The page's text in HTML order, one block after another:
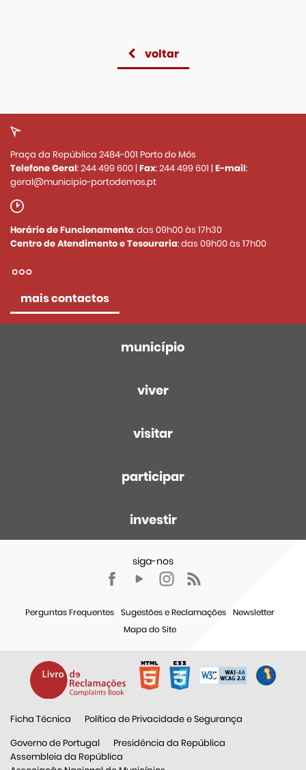
voltar
Praça da República 2484-001 Porto de Mós
Telefone Geral:244 499 600| Fax:244 499 601 | E-mail:
geral@municipio-portodemos.pt
Horário de Funcionamento: das 09h00 às 17h30
Centro de Atendimento e Tesouraria: das 09h00 às 17h00
mais contactos
município
viver
visitar
participar
investir
Perguntas Frequentes Sugestões e Reclamações
Newsletter
Mapa do Site
Ficha Técnica
Política de Privacidade e Segurança
Governo de Portugal
Presidência da República
Assembleia da República